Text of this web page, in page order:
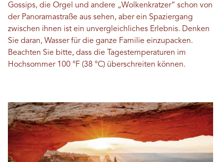
Gossips, die Orgel und andere „Wolkenkratzer“ schon von
der Panoramastraße aus sehen, aber ein Spaziergang
zwischen ihnen ist ein unvergleichliches Erlebnis. Denken
Sie daran, Wasser für die ganze Familie einzupacken.
Beachten Sie bitte, dass die Tagestemperaturen im
Hochsommer 100 °F (38 °C) überschreiten können.